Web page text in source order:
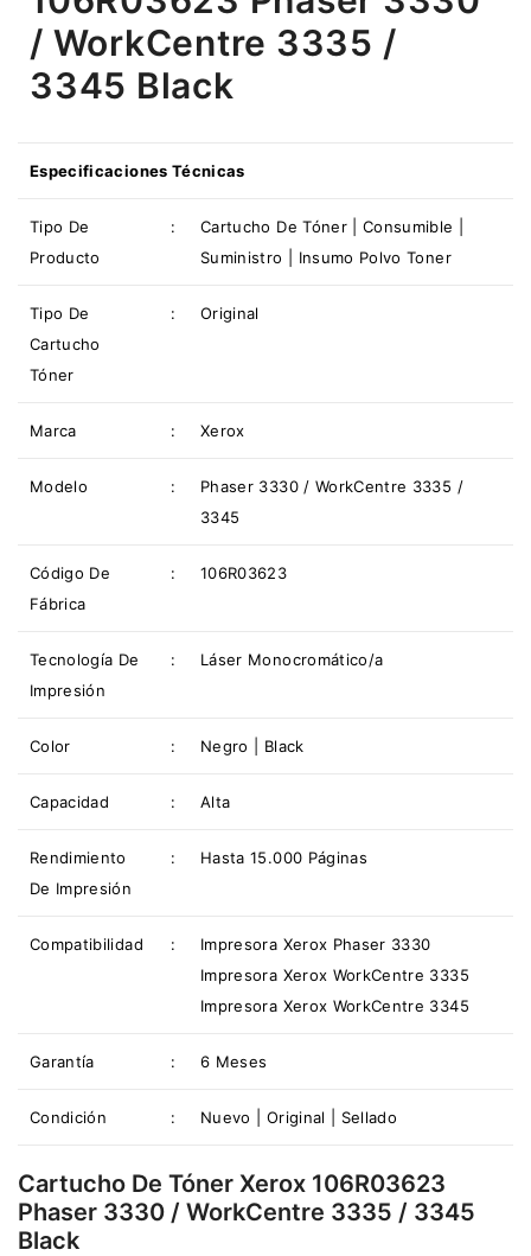
/ WorkCentre 3335 /
3345 Black
Especificaciones Técnicas
Tipo De
Producto
:
Cartucho De Tóner | Consumible |
Suministro | Insumo Polvo Toner
Tipo De
Cartucho
Tóner
: Original
Marca : Xerox
Modelo :
Phaser 3330 / WorkCentre 3335 /
3345
Código De
Fábrica
: 106R03623
Tecnología De
Impresión
: Láser Monocromático/a
Color : Negro | Black
Capacidad : Alta
Rendimiento
De Impresión
: Hasta 15.000 Páginas
Compatibilidad :
Impresora Xerox Phaser 3330
Impresora Xerox WorkCentre 3335
Impresora Xerox WorkCentre 3345
Garantía : 6 Meses
Condición : Nuevo | Original | Sellado
Cartucho De Tóner Xerox 106R03623
Phaser 3330 / WorkCentre 3335 / 3345
Black